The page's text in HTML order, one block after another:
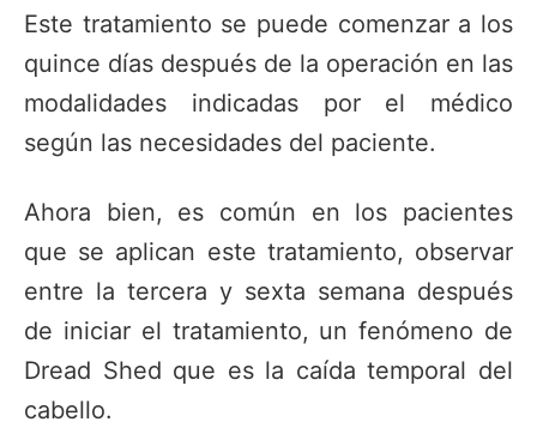
Este tratamiento se puede comenzar a los
quince días después de la operación en las
modalidades indicadas por el médico
según las necesidades del paciente.
Ahora bien, es común en los pacientes
que se aplican este tratamiento, observar
entre la tercera y sexta semana después
de iniciar el tratamiento, un fenómeno de
Dread Shed que es la caída temporal del
cabello.